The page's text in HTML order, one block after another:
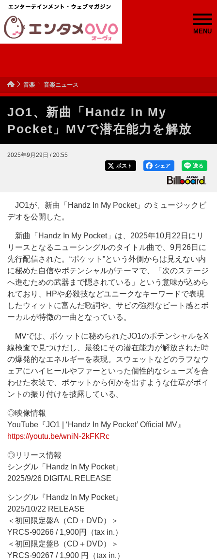
MENU
音楽 音楽ニュース
JO1、新曲「Handz In My
Pocket」MVで潜在能力を解放
2025年9月29日 / 20:55
送る
シェア
ポスト
JO1が、新曲「Handz In My Pocket」のミュージックビ
デオを公開した。
新曲「Handz In My Pocket」は、2025年10月22日にリ
リースとなるニューシングルのタイトル曲で、9月26日に
先行配信された。“ポケット”という外側からは見えない内
に秘めた自信やポテンシャルがテーマで、「次のステージ
へ進むための武器まで隠されている」という意味が込めら
れており、HPや必殺技などユニークなキーワードで表現
したウィットに富んだ歌詞や、サビの強烈なビート感とボ
ーカルが特徴の一曲となっている。
MVでは、ポケットに秘められたJO1のポテンシャルをX
線検査で見つけだし、最後にその潜在能力が解放された時
の爆発的なエネルギーを表現。スウェットなどのラフなウ
ェアにハイヒールやファーといった個性的なシューズを合
わせた衣装で、ポケットから何かを出すような仕草がポイ
ントの振り付けを披露している。
◎映像情報
YouTube『JO1 | ‘Handz In My Pocket’ Official MV』
https://youtu.be/wniN-2kFKRc
◎リリース情報
シングル「Handz In My Pocket」
2025/9/26 DIGITAL RELEASE
シングル『Handz In My Pocket』
2025/10/22 RELEASE
＜初回限定盤A（CD＋DVD）＞
YRCS-90266 / 1,900円（tax in.）
＜初回限定盤B（CD＋DVD）＞
YRCS-90267 / 1,900 円（tax in.）